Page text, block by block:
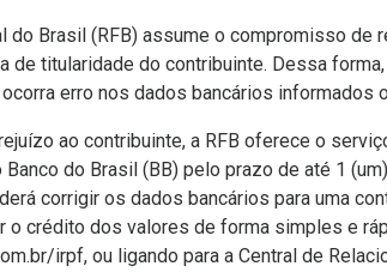
do Brasil (RFB) assume o compromisso de
de titularidade do contribuinte. Dessa
erro nos dados bancários informados
ao contribuinte, a RFB oferece o
Banco do Brasil (BB) pelo prazo de até 1
corrigir os dados bancários para uma
o crédito dos valores de forma simples e
irpf, ou ligando para a Central de